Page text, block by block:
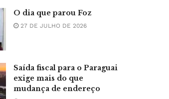
O dia que parou Foz
27 DE JULHO DE 2026
Saída fiscal para o Paraguai
exige mais do que
mudança de endereço